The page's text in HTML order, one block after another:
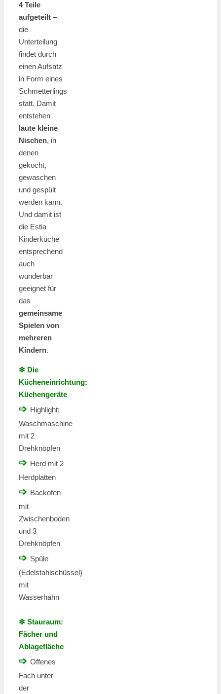
4 Teile
aufgeteilt –
die
Unterteilung
findet durch
einen Aufsatz
in Form eines
Schmetterlings
statt. Damit
entstehen
laute kleine
Nischen, in
denen
gekocht,
gewaschen
und gespült
werden kann.
Und damit ist
die Estia
Kinderküche
entsprechend
auch
wunderbar
geeignet für
das
gemeinsame
Spielen von
mehreren
Kindern.
✻ Die
Kücheneinrichtung:
Küchengeräte
➩ Highlight:
Waschmaschine
mit 2
Drehknöpfen
➩ Herd mit 2
Herdplatten
➩ Backofen
mit
Zwischenboden
und 3
Drehknöpfen
➩ Spüle
(Edelstahlschüssel)
mit
Wasserhahn
✻ Stauraum:
Fächer und
Ablagefläche
➩ Offenes
Fach unter
der